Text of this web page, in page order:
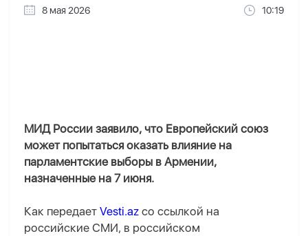
8 мая 2026 10:19
МИД России заявило, что Европейский союз
может попытаться оказать влияние на
парламентские выборы в Армении,
назначенные на 7 июня.
Как передает Vesti.az со ссылкой на
российские СМИ, в российском